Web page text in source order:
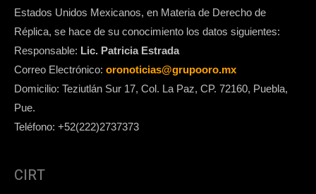
Estados Unidos Mexicanos, en Materia de Derecho de
Réplica, se hace de su conocimiento los datos siguientes:
Responsable: Lic. Patricia Estrada
Correo Electrónico: oronoticias@grupooro.mx
Domicilio: Teziutlán Sur 17, Col. La Paz, CP. 72160, Puebla,
Pue.
Teléfono: +52(222)2737373
CIRT